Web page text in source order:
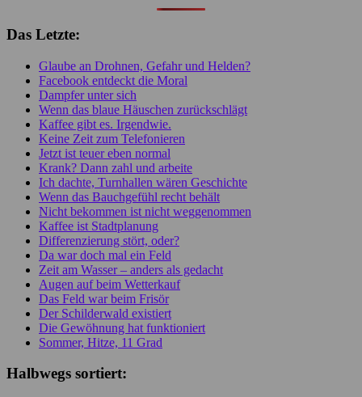
Das Letzte:
Glaube an Drohnen, Gefahr und Helden?
Facebook entdeckt die Moral
Dampfer unter sich
Wenn das blaue Häuschen zurückschlägt
Kaffee gibt es. Irgendwie.
Keine Zeit zum Telefonieren
Jetzt ist teuer eben normal
Krank? Dann zahl und arbeite
Ich dachte, Turnhallen wären Geschichte
Wenn das Bauchgefühl recht behält
Nicht bekommen ist nicht weggenommen
Kaffee ist Stadtplanung
Differenzierung stört, oder?
Da war doch mal ein Feld
Zeit am Wasser – anders als gedacht
Augen auf beim Wetterkauf
Das Feld war beim Frisör
Der Schilderwald existiert
Die Gewöhnung hat funktioniert
Sommer, Hitze, 11 Grad
Halbwegs sortiert: